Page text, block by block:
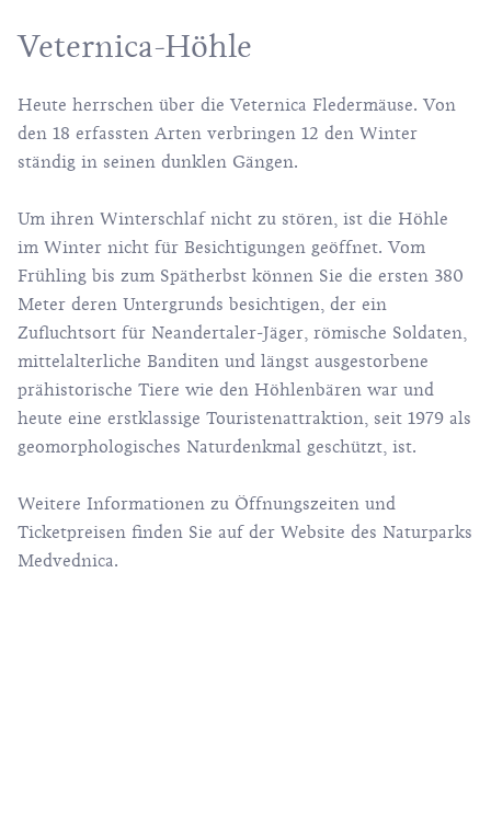
Veternica-Höhle
Heute herrschen über die Veternica Fledermäuse. Von
den 18 erfassten Arten verbringen 12 den Winter
ständig in seinen dunklen Gängen.
Um ihren Winterschlaf nicht zu stören, ist die Höhle
im Winter nicht für Besichtigungen geöffnet. Vom
Frühling bis zum Spätherbst können Sie die ersten 380
Meter deren Untergrunds besichtigen, der ein
Zufluchtsort für Neandertaler-Jäger, römische Soldaten,
mittelalterliche Banditen und längst ausgestorbene
prähistorische Tiere wie den Höhlenbären war und
heute eine erstklassige Touristenattraktion, seit 1979 als
geomorphologisches Naturdenkmal geschützt, ist.
Weitere Informationen zu Öffnungszeiten und
Ticketpreisen finden Sie auf der Website des Naturparks
Medvednica.